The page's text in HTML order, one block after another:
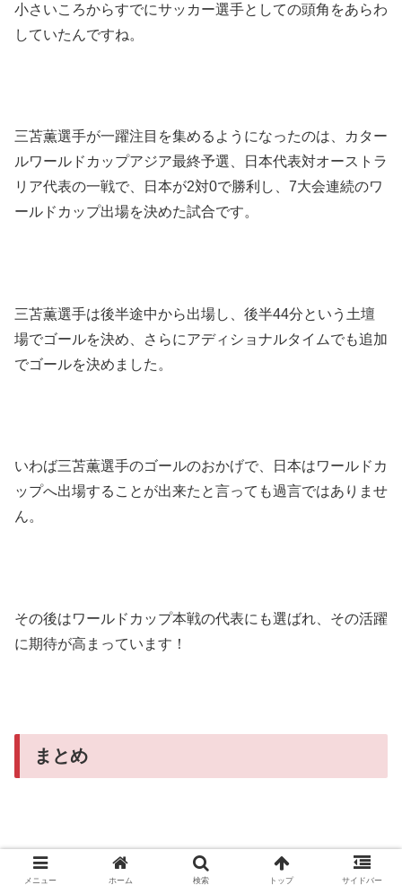
小さいころからすでにサッカー選手としての頭角をあらわ
していたんですね。
三苫薫選手が一躍注目を集めるようになったのは、カター
ルワールドカップアジア最終予選、日本代表対オーストラ
リア代表の一戦で、日本が2対0で勝利し、7大会連続のワ
ールドカップ出場を決めた試合です。
三苫薫選手は後半途中から出場し、後半44分という土壇
場でゴールを決め、さらにアディショナルタイムでも追加
でゴールを決めました。
いわば三苫薫選手のゴールのおかげで、日本はワールドカ
ップへ出場することが出来たと言っても過言ではありませ
ん。
その後はワールドカップ本戦の代表にも選ばれ、その活躍
に期待が高まっています！
まとめ
三苫薫選手についてまとめてみましたが、いかがでした
メニュー ホーム 検索 トップ サイドバー